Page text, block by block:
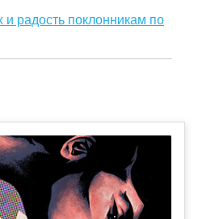
радость поклонникам по